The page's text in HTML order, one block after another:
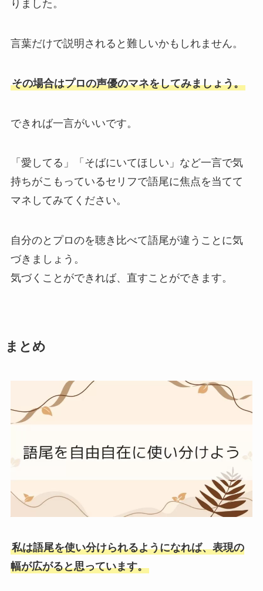
りました。
言葉だけで説明されると難しいかもしれません。
その場合はプロの声優のマネをしてみましょう。
できれば一言がいいです。
「愛してる」「そばにいてほしい」など一言で気
持ちがこもっているセリフで語尾に焦点を当てて
マネしてみてください。
自分のとプロのを聴き比べて語尾が違うことに気
づきましょう。
気づくことができれば、直すことができます。
まとめ
私は語尾を使い分けられるようになれば、表現の
幅が広がると思っています。